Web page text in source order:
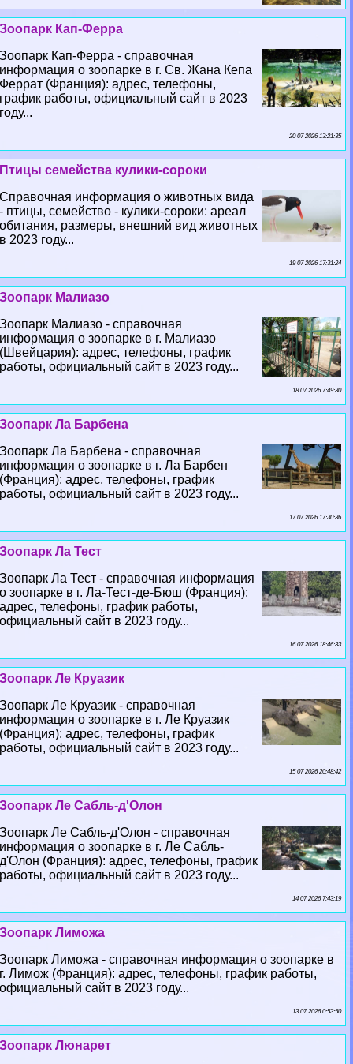
Зоопарк Кап-Ферра
Зоопарк Кап-Ферра - справочная
информация о зоопарке в г. Св. Жана Кепа
Феррат (Франция): адрес, телефоны,
график работы, официальный сайт в 2023
году...
20 07 2026 13:21:35
Птицы семейства кулики-сороки
Справочная информация о животных вида
- птицы, семейство - кулики-сороки: ареал
обитания, размеры, внешний вид животных
в 2023 году...
19 07 2026 17:31:24
Зоопарк Малиазо
Зоопарк Малиазо - справочная
информация о зоопарке в г. Малиазо
(Швейцария): адрес, телефоны, график
работы, официальный сайт в 2023 году...
18 07 2026 7:49:30
Зоопарк Ла Барбена
Зоопарк Ла Барбена - справочная
информация о зоопарке в г. Ла Барбен
(Франция): адрес, телефоны, график
работы, официальный сайт в 2023 году...
17 07 2026 17:30:36
Зоопарк Ла Тест
Зоопарк Ла Тест - справочная информация
о зоопарке в г. Ла-Тест-де-Бюш (Франция):
адрес, телефоны, график работы,
официальный сайт в 2023 году...
16 07 2026 18:46:33
Зоопарк Ле Круазик
Зоопарк Ле Круазик - справочная
информация о зоопарке в г. Ле Круазик
(Франция): адрес, телефоны, график
работы, официальный сайт в 2023 году...
15 07 2026 20:48:42
Зоопарк Ле Сабль-д'Олон
Зоопарк Ле Сабль-д'Олон - справочная
информация о зоопарке в г. Ле Сабль-
д'Олон (Франция): адрес, телефоны, график
работы, официальный сайт в 2023 году...
14 07 2026 7:43:19
Зоопарк Лиможа
Зоопарк Лиможа - справочная информация о зоопарке в
г. Лимож (Франция): адрес, телефоны, график работы,
официальный сайт в 2023 году...
13 07 2026 0:53:50
Зоопарк Люнарет